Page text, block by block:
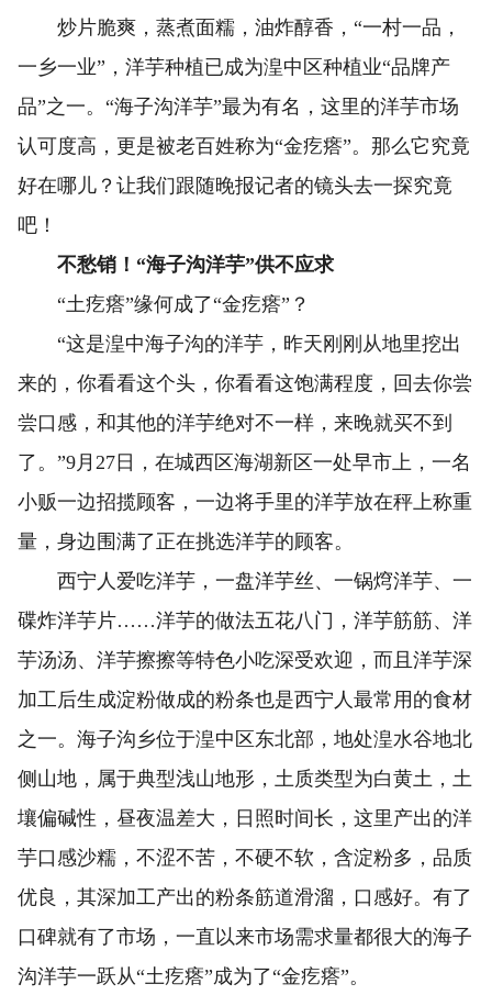
炒片脆爽，蒸煮面糯，油炸醇香，“一村一品，
一乡一业”，洋芋种植已成为湟中区种植业“品牌产
品”之一。“海子沟洋芋”最为有名，这里的洋芋市场
认可度高，更是被老百姓称为“金疙瘩”。那么它究竟
好在哪儿？让我们跟随晚报记者的镜头去一探究竟
吧！
不愁销！“海子沟洋芋”供不应求
“土疙瘩”缘何成了“金疙瘩”？
“这是湟中海子沟的洋芋，昨天刚刚从地里挖出
来的，你看看这个头，你看看这饱满程度，回去你尝
尝口感，和其他的洋芋绝对不一样，来晚就买不到
了。”9月27日，在城西区海湖新区一处早市上，一名
小贩一边招揽顾客，一边将手里的洋芋放在秤上称重
量，身边围满了正在挑选洋芋的顾客。
西宁人爱吃洋芋，一盘洋芋丝、一锅焪洋芋、一
碟炸洋芋片……洋芋的做法五花八门，洋芋筋筋、洋
芋汤汤、洋芋擦擦等特色小吃深受欢迎，而且洋芋深
加工后生成淀粉做成的粉条也是西宁人最常用的食材
之一。海子沟乡位于湟中区东北部，地处湟水谷地北
侧山地，属于典型浅山地形，土质类型为白黄土，土
壤偏碱性，昼夜温差大，日照时间长，这里产出的洋
芋口感沙糯，不涩不苦，不硬不软，含淀粉多，品质
优良，其深加工产出的粉条筋道滑溜，口感好。有了
口碑就有了市场，一直以来市场需求量都很大的海子
沟洋芋一跃从“土疙瘩”成为了“金疙瘩”。